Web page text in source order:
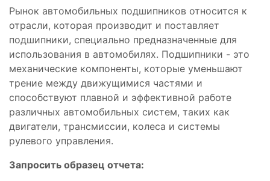
Рынок автомобильных подшипников относится к
отрасли, которая производит и поставляет
подшипники, специально предназначенные для
использования в автомобилях. Подшипники - это
механические компоненты, которые уменьшают
трение между движущимися частями и
способствуют плавной и эффективной работе
различных автомобильных систем, таких как
двигатели, трансмиссии, колеса и системы
рулевого управления.
Запросить образец отчета: